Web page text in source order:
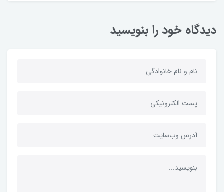
دیدگاه خود را بنویسید